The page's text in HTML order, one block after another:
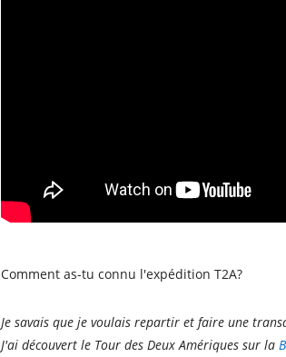
Comment as-tu connu l'expédition T2A?
Je savais que je voulais repartir et faire une
J'ai découvert le Tour des Deux Amériques sur la